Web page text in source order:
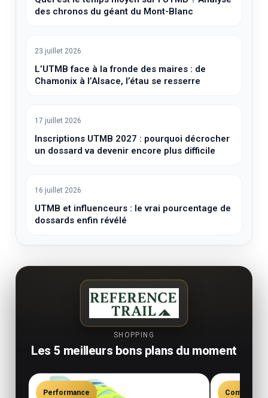
des chronos du géant du Mont-Blanc
23 juillet 2026
L’UTMB face à la fronde des maires : de
Chamonix à l’Alsace, l’étau se resserre
17 juillet 2026
Inscriptions UTMB 2027 : pourquoi décrocher
un dossard va devenir encore plus difficile
16 juillet 2026
UTMB et influenceurs : le vrai pourcentage de
dossards enfin révélé
SHOPPING
Les 5 meilleurs bons plans du moment
Performance Confort